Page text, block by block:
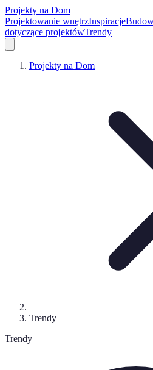
Projekty na Dom
Projektowanie wnętrzInspiracje
dotyczące projektówTrendy
Projekty na Dom
Trendy
Trendy